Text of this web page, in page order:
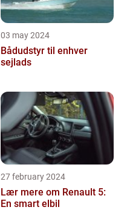
03 may 2024
Bådudstyr til enhver
sejlads
27 february 2024
Lær mere om Renault 5:
En smart elbil